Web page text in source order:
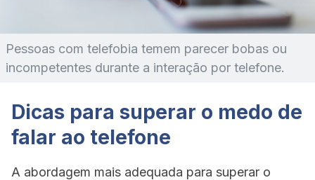
Pessoas com telefobia temem parecer bobas ou
incompetentes durante a interação por telefone.
Dicas para superar o medo de
falar ao telefone
A abordagem mais adequada para superar o